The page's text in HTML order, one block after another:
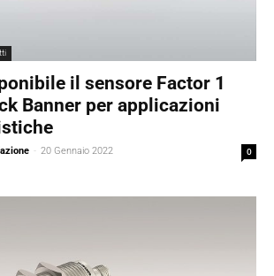
il sensore Factor 1
Banner per applicazioni
- 20 Gennaio 2022 0